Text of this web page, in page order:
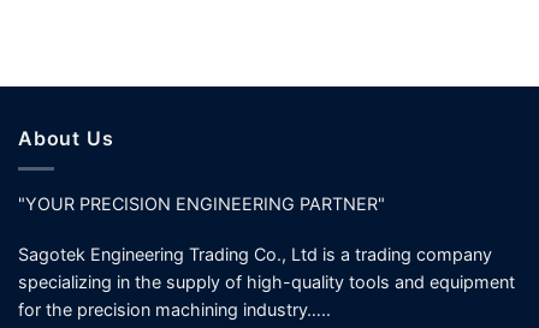
About Us
"YOUR PRECISION ENGINEERING PARTNER"
Sagotek Engineering Trading Co., Ltd is a trading company
specializing in the supply of high-quality tools and equipment
for the precision machining industry…..